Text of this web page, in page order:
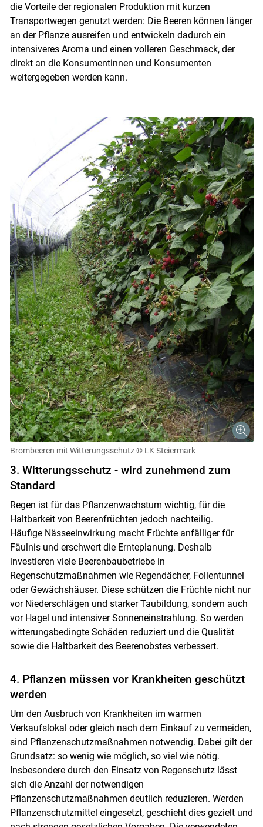
Skip to main content
die Vorteile der regionalen Produktion mit kurzen
Transportwegen genutzt werden: Die Beeren können länger
an der Pflanze ausreifen und entwickeln dadurch ein
intensiveres Aroma und einen volleren Geschmack, der
direkt an die Konsumentinnen und Konsumenten
weitergegeben werden kann.
Brombeeren mit Witterungsschutz © LK Steiermark
3. Witterungsschutz - wird zunehmend zum
Standard
Regen ist für das Pflanzenwachstum wichtig, für die
Haltbarkeit von Beerenfrüchten jedoch nachteilig.
Häufige Nässeeinwirkung macht Früchte anfälliger für
Fäulnis und erschwert die Ernteplanung. Deshalb
investieren viele Beerenbaubetriebe in
Regenschutzmaßnahmen wie Regendächer, Folientunnel
oder Gewächshäuser. Diese schützen die Früchte nicht nur
vor Niederschlägen und starker Taubildung, sondern auch
vor Hagel und intensiver Sonneneinstrahlung. So werden
witterungsbedingte Schäden reduziert und die Qualität
sowie die Haltbarkeit des Beerenobstes verbessert.
4. Pflanzen müssen vor Krankheiten geschützt
werden
Um den Ausbruch von Krankheiten im warmen
Verkaufslokal oder gleich nach dem Einkauf zu vermeiden,
sind Pflanzenschutzmaßnahmen notwendig. Dabei gilt der
Grundsatz: so wenig wie möglich, so viel wie nötig.
Insbesondere durch den Einsatz von Regenschutz lässt
sich die Anzahl der notwendigen
Pflanzenschutzmaßnahmen deutlich reduzieren. Werden
Pflanzenschutzmittel eingesetzt, geschieht dies gezielt und